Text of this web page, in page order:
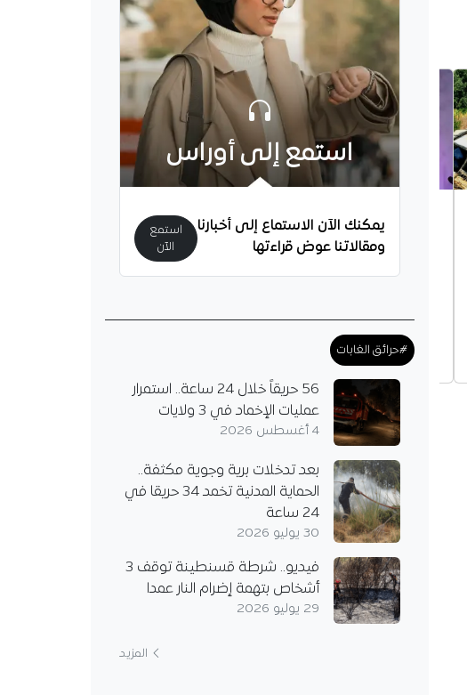
العلاقات مع الجزائر كان خطأً
استراتيجياً دفعت مدريد ثمنه
تسلم سيدي تنتقد تغيير مدريد
الجزائر بالخطأ الاستراتيجي، داعية
إلى إعادة بناء…
استمع إلى أوراس
يمكنك الآن الاستماع إلى أخبارنا
ومقالاتنا عوض قراءتها
استمع
الآن
#حرائق الغابات
56 حريقاً خلال 24 ساعة.. استمرار
عمليات الإخماد في 3 ولايات
4 أغسطس 2026
بعد تدخلات برية وجوية مكثفة..
الحماية المدنية تخمد 34 حريقا في
24 ساعة
30 يوليو 2026
فيديو.. شرطة قسنطينة توقف 3
أشخاص بتهمة إضرام النار عمدا
29 يوليو 2026
المزيد